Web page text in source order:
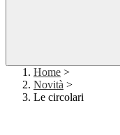
Home >
Novità >
Le circolari